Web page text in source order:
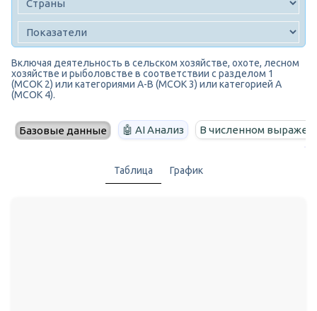
Включая деятельность в сельском хозяйстве, охоте, лесном
хозяйстве и рыболовстве в соответствии с разделом 1
(МСОК 2) или категориями A-B (МСОК 3) или категорией A
(МСОК 4).
Базовые данные 🤖 AI Анализ В численном
Таблица График